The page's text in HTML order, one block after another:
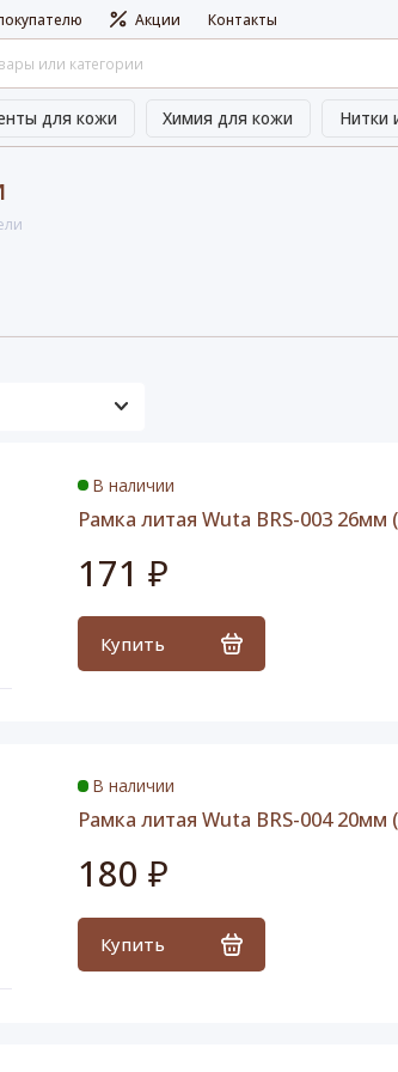
Акции Контакты
для кожи Химия для кожи Нитки
В наличии
Рамка литая Wuta BRS-003 26мм
171 ₽
Купить
В наличии
Рамка литая Wuta BRS-004 20мм
180 ₽
Купить